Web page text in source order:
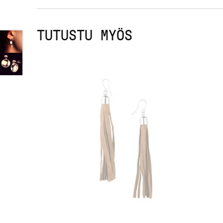
TUTUSTU MYÖS